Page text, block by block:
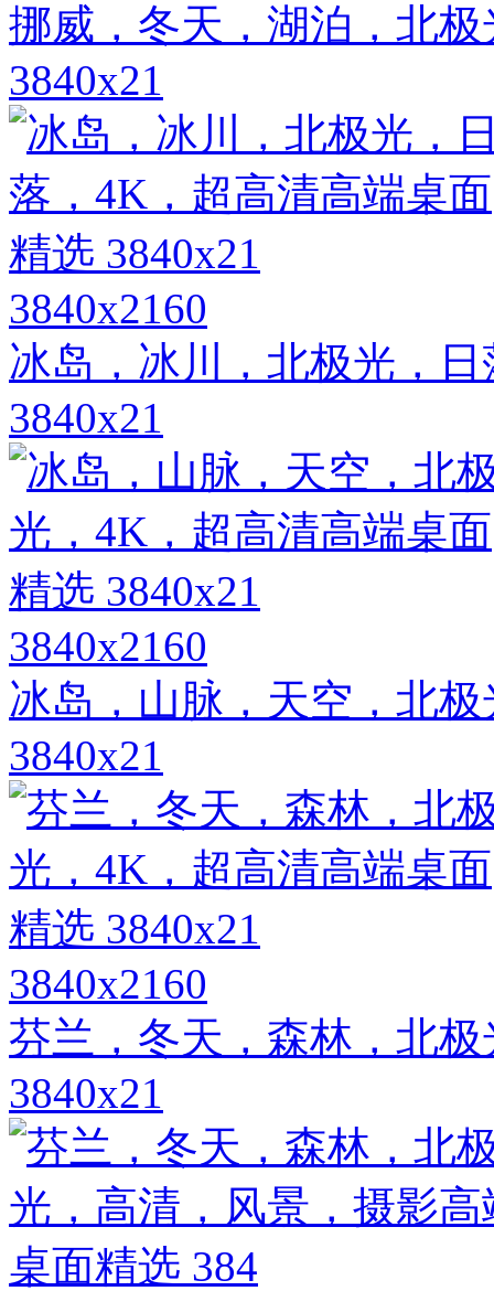
挪威，冬天，湖泊，北
3840x21
3840x2160
冰岛，冰川，北极光，
3840x21
3840x2160
冰岛，山脉，天空，北
3840x21
3840x2160
芬兰，冬天，森林，北
3840x21